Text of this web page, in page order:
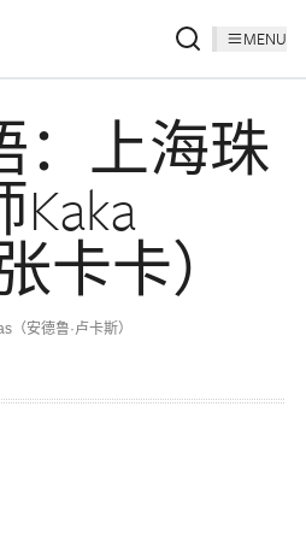
MENU
：上海珠
卡卡）
安德鲁·卢卡斯）